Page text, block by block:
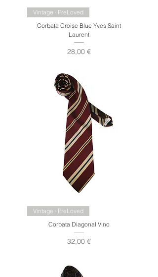
Vintage · PreLoved
Corbata Croise Blue Yves Saint
Laurent
Precio
28,00 €
Vintage · PreLoved
Corbata Diagonal Vino
Precio
32,00 €